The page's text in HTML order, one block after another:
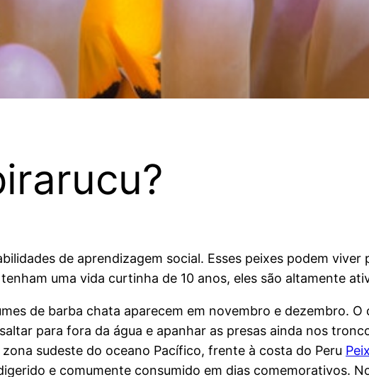
de aprendizagem social. Esses peixes podem viver
uma vida curtinha de 10 anos, eles são altamente
de barba chata aparecem em novembro e dezembro.
para fora da água e apanhar as presas ainda nos
sudeste do oceano Pacífico, frente à costa do Peru
e comumente consumido em dias comemorativos.